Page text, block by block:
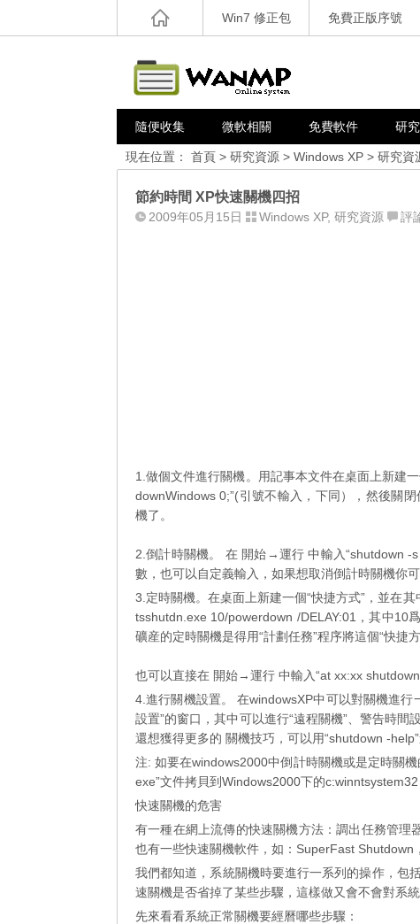
Win7 修正包 免費正版序號
隨便收集 微軟相關 免費軟件 研
現在位置： 首頁 > 研究資源 > Windows XP > 研究資
節約時間 XP快速關機四招
2009年05月15日 Windows XP, 研究資源 評
1.做個文件進行關機。用記事本文件在桌面上新建
downWindows 0;”(引號不輸入，下同），然後關
機了。
2.倒計時關機。 在 開始→運行 中輸入“shutdown -
數，也可以自定義輸入，如果想取消倒計時關機你
3.定時關機。在桌面上新建一個“快捷方式”，並在
tsshutdn.exe 10/powerdown /DELAY:01，其中10
礦産的定時關機是得用“計劃任務”程序將這個“快捷
也可以直接在 開始→運行 中輸入“at xx:xx shutdown
4.進行關機設置。 在windowsXP中可以對關機進
設置”的窗口，其中可以進行“遠程關機”、警告時
還想獲得更多的 關機技巧，可以用“shutdown -
注: 如要在windows2000中倒計時關機或是定時關
exe”文件拷貝到Windows2000下的
快速關機的危害
有一種在網上流傳的快速關機方法：調出任務管理
也有一些快速關機軟件，如：SuperFast Shutdown
我們都知道，系統關機時要進行一系列的操作，包
速關機是否省掉了某些步驟，這樣做又會不會對系
先來看看系統正常關機要經曆哪些步驟：